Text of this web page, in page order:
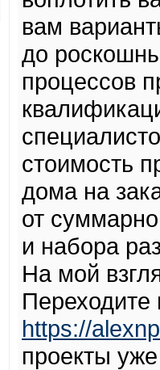
вам
до
процессов
стоимость
дома на
от
и набора
На мой
https://
проекты